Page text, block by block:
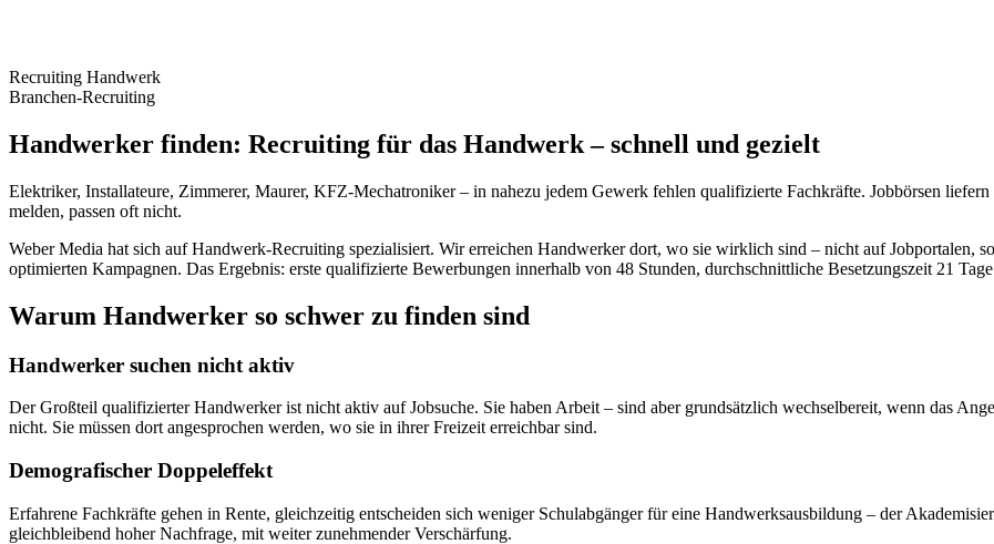
Recruiting Handwerk
Branchen-Recruiting
Handwerker finden: Recruiting für das Handwerk – schnell und gezielt
Elektriker, Installateure, Zimmerer, Maurer, KFZ-Mechatroniker – in nahezu jedem Gewerk fehlen qualifizierte Fachkräfte. Jobbörsen
melden, passen oft nicht.
Weber Media hat sich auf Handwerk-Recruiting spezialisiert. Wir erreichen Handwerker dort, wo sie wirklich sind – nicht auf Jobportalen,
optimierten Kampagnen. Das Ergebnis: erste qualifizierte Bewerbungen innerhalb von 48 Stunden, durchschnittliche Besetzungszeit 21
Warum Handwerker so schwer zu finden sind
Handwerker suchen nicht aktiv
Der Großteil qualifizierter Handwerker ist nicht aktiv auf Jobsuche. Sie haben Arbeit – sind aber grundsätzlich wechselbereit, wenn das
nicht. Sie müssen dort angesprochen werden, wo sie in ihrer Freizeit erreichbar sind.
Demografischer Doppeleffekt
Erfahrene Fachkräfte gehen in Rente, gleichzeitig entscheiden sich weniger Schulabgänger für eine Handwerksausbildung – der
gleichbleibend hoher Nachfrage, mit weiter zunehmender Verschärfung.